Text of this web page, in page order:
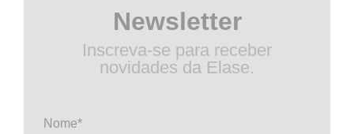
Newsletter
Inscreva-se para receber
novidades da Elase.
Nome*